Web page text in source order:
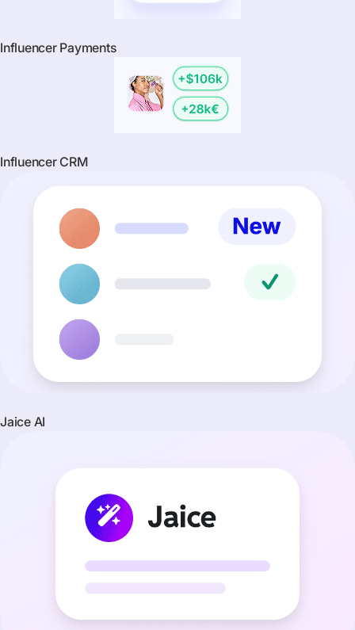
Influencer Payments
Influencer CRM
Jaice AI